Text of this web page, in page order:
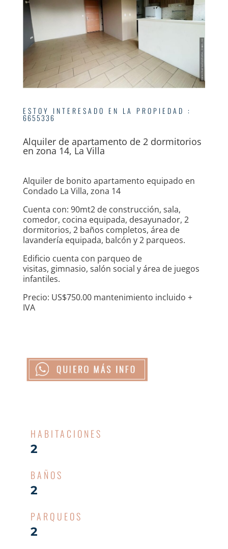
ESTOY INTERESADO EN LA PROPIEDAD :
6655336
Alquiler de apartamento de 2 dormitorios
en zona 14, La Villa
Alquiler de bonito apartamento equipado en
Condado La Villa, zona 14
Cuenta con: 90mt2 de construcción, sala,
comedor, cocina equipada, desayunador, 2
dormitorios, 2 baños completos, área de
lavandería equipada, balcón y 2 parqueos.
Edificio cuenta con parqueo de
visitas, gimnasio, salón social y área de juegos
infantiles.
Precio: US$750.00 mantenimiento incluido +
IVA
HABITACIONES
2
BAÑOS
2
PARQUEOS
2